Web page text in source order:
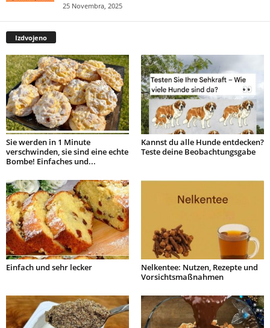
25 Novembra, 2025
Izdvojeno
Sie werden in 1 Minute
verschwinden, sie sind eine echte
Bombe! Einfaches und...
Kannst du alle Hunde entdecken?
Teste deine Beobachtungsgabe
Einfach und sehr lecker
Nelkentee: Nutzen, Rezepte und
Vorsichtsmaßnahmen